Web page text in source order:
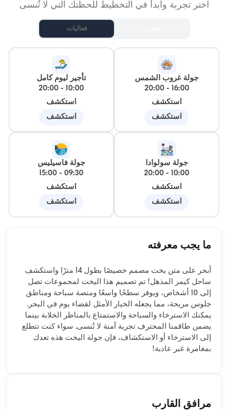
اختر تجربة وابدأ في التخطيط للحظتك التي لا تُنسى
فعاليات
جولة غروب الشمس
16:00
-
20:00
استكشف
استكشف
تأجير ليوم كامل
10:00
-
20:00
استكشف
استكشف
جولة سولوادا
10:00
-
20:00
استكشف
استكشف
جولة فاسيليس
09:30
-
15:00
استكشف
استكشف
ما يجب معرفته
أبحر على متن يخت مصمم خصيصًا بطول 14 مترًا واستكشف
ساحل كيمر المذهل! تم تصميم هذا اليخت لمجموعات تصل
إلى 10 أشخاص، ويوفر سطحًا واسعًا ومنصة سباحة ومناطق
جلوس مريحة، مما يجعله الخيار الأمثل لقضاء يوم في البحر.
يمكنك الاسترخاء والسباحة والاستمتاع بالمناظر الخلابة بينما
يضمن طاقمنا المحترف تجربة آمنة لا تُنسى. سواء كنت تتطلع
إلى الاسترخاء أو الاستكشاف، فإن جولة اليخت هذه تعدك
بمغامرة غير عادية!
مرافق القارب